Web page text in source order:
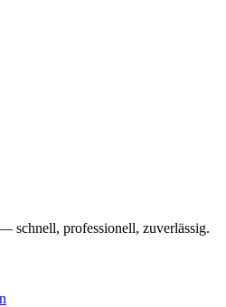
schnell, professionell, zuverlässig.